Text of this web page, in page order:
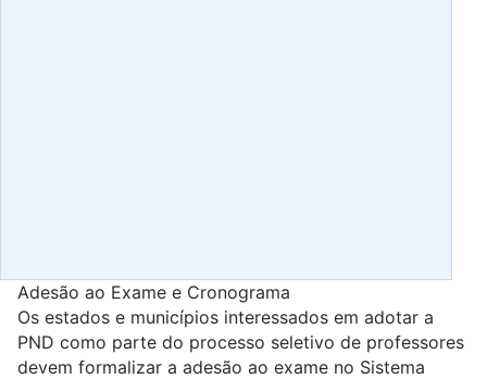
Adesão ao Exame e Cronograma
Os estados e municípios interessados em adotar a
PND como parte do processo seletivo de professores
devem formalizar a adesão ao exame no Sistema